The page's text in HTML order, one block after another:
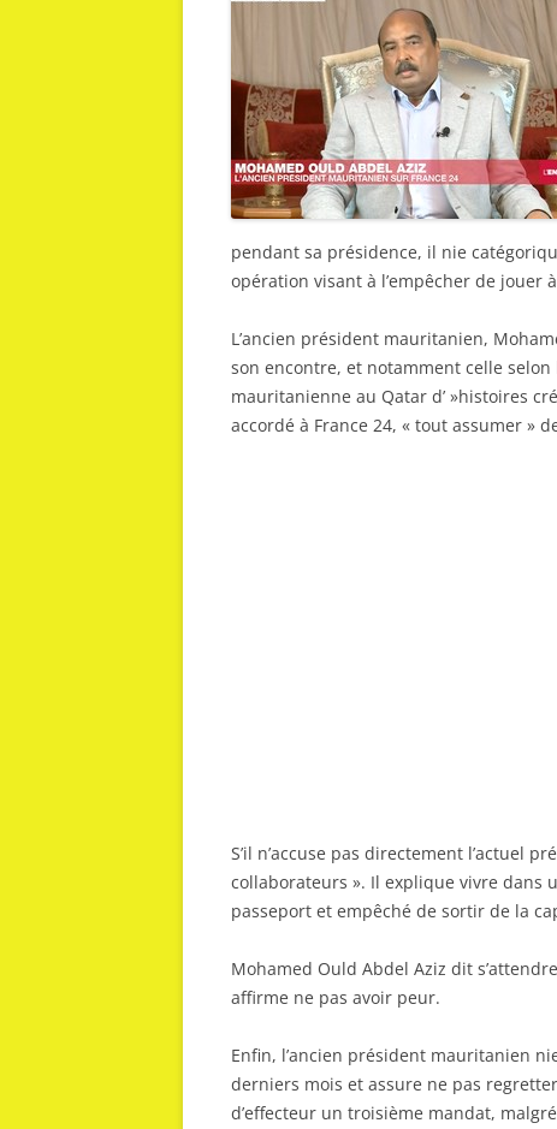
pendant sa présidence, il nie
opération visant à l’empêcher de jouer
L’ancien président mauritanien,
son encontre, et notamment celle
mauritanienne au Qatar d’ »histoires
accordé à France 24, « tout assumer »
S’il n’accuse pas directement l’actuel
collaborateurs ». Il explique vivre dans
passeport et empêché de sortir de la
Mohamed Ould Abdel Aziz dit
affirme ne pas avoir peur.
Enfin, l’ancien président mauritanien
derniers mois et assure ne pas
d’effecteur un troisième mandat,